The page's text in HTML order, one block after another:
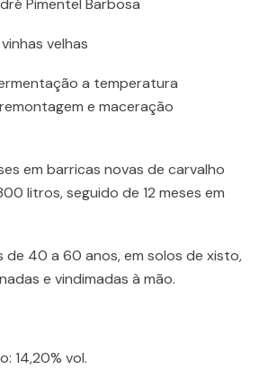
Pimentel Barbosa
velhas
a temperatura
e maceração
em barricas novas de carvalho
litros, seguido de 12 meses em
de 40 a 60 anos, em solos de xisto,
e vindimadas à mão.
14,20% vol.